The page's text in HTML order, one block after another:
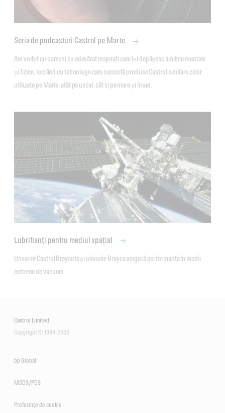
Seria de podcasturi Castrol pe Marte
Am vorbit cu oameni cu adevărat inspirați care își depășesc limitele mentale
și fizice, lucrând cu tehnologii care necesită produse Castrol similare celor
utilizate pe Marte, atât pe uscat, cât si pe mare și în aer.
Lubrifianți pentru mediul spațial
Unsorile Castrol Braycote și uleiurile Brayco asigură performanța în medii
extreme de vacuum.
Castrol Limited
Copyright © 1999-2026
bp Global
MSDS/PDS
Preferințe de cookie